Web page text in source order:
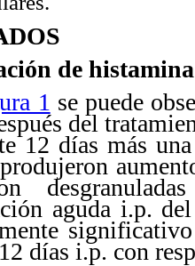
de
1 se puede
del
12 días más
aguda i.p.
días i.p. con